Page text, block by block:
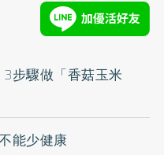
步驟做「香菇玉米
能少健康